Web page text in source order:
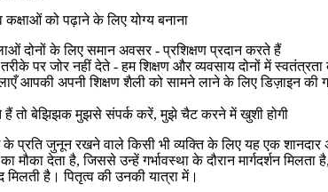
को पढ़ाने के लिए योग्य बनाना
दोनों के लिए समान अवसर - प्रशिक्षण प्रदान करते हैं
पर जोर नहीं देते - हम शिक्षण और व्यवसाय दोनों में स्वतंत्रता
आपकी अपनी शिक्षण शैली को सामने लाने के लिए डिज़ाइन की
तो बेझिझक मुझसे संपर्क करें, मुझे चैट करने में खुशी होगी
के प्रति जुनून रखने वाले किसी भी व्यक्ति के लिए यह एक
मौका देता है, जिससे उन्हें गर्भावस्था के दौरान मार्गदर्शन
है। पितृत्व की उनकी यात्रा में।